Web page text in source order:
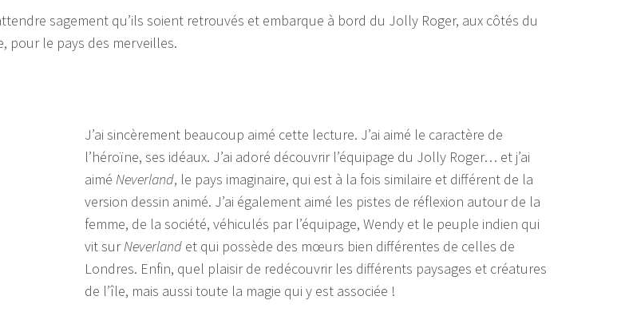
sagement qu’ils soient retrouvés et embarque à bord du Jolly Roger, aux côtés du
pour le pays des merveilles.
J’ai sincèrement beaucoup aimé cette lecture. J’ai aimé le caractère de
l’héroïne, ses idéaux. J’ai adoré découvrir l’équipage du Jolly Roger… et j’ai
aimé Neverland, le pays imaginaire, qui est à la fois similaire et différent de la
version dessin animé. J’ai également aimé les pistes de réflexion autour de la
femme, de la société, véhiculés par l’équipage, Wendy et le peuple indien qui
vit surNeverland et qui possède des mœurs bien différentes de celles de
Londres. Enfin, quel plaisir de redécouvrir les différents paysages et créatures
de l’île, mais aussi toute la magie qui y est associée !